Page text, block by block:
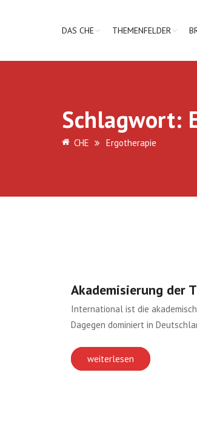
DAS CHE THEMENFELDER
Schlagwort:
CHE Ergotherapie
Akademisierung der
International ist die
Dagegen dominiert in
weiterlesen